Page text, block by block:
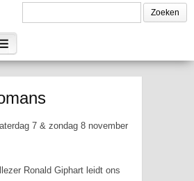
7 & zondag 8 november
Ronald Giphart leidt ons